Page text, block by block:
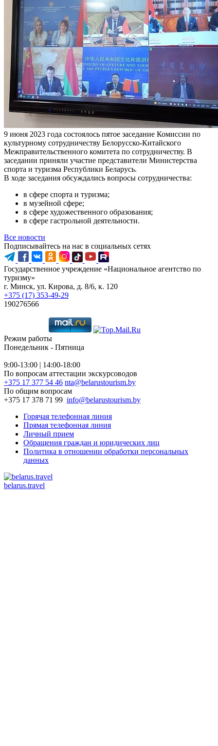
9 июня 2023 года состоялось пятое заседание Комиссии по
культурному сотрудничеству Белорусско-Китайского
Межправительственного комитета по сотрудничеству. В
заседании приняли участие представители Министерства
спорта и туризма Республики Беларусь.
В ходе заседания обсуждались вопросы сотрудничества:
в сфере спорта и туризма;
в музейной сфере;
в сфере художественного образования;
в сфере гастрольной деятельности.
Все новости
Подписывайтесь на нас в социальных сетях
Государственное учреждение «Национальное агентство по
туризму»
г. Минск, ул. Кирова, д. 8/6, к. 120
+375 (17) 353-49-29
190276566
Режим работы
Понедельник - Пятница
9:00-13:00 | 14:00-18:00
По вопросам аттестации экскурсоводов
+375 17 377 54 46 nta@belarustourism.by
По общим вопросам
+375 17 378 71 99 info@belarustourism.by
Горячая телефонная линия
Прямая телефонная линия
Личный прием
Обращения граждан и юридических лиц
Политика в отношении обработки персональных
данных
belarus.travel